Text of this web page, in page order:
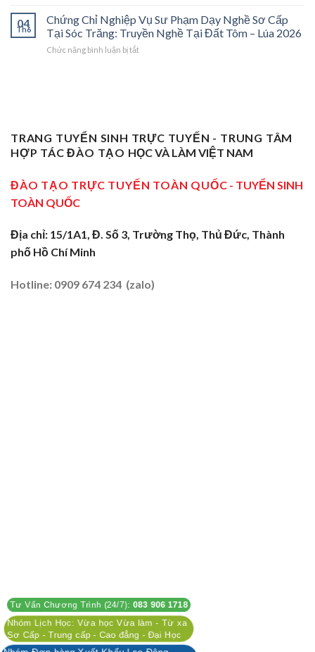
Nghề”
Ở
Trung
Tâm
Bệ
Phóng
Cho
Thợ
Nghề
Dạy
Nghề
Sơ
Cấp
Cửa
Ngõ
Miền
2026
Chỉ
Nghiệp
Vụ
Sư
Tây
Ninh:
Truyền
Tại
04
Th6
Chứng Chỉ Nghiệp Vụ Sư Phạm Dạy Nghề Sơ Cấp
Tại Sóc Trăng: Truyền Nghề Tại Đất Tôm – Lúa 2026
Chức năng bình luận bị tắtở
Dạy
Nghề
Sơ
Tại
Sóc
Nghề
Tại
Lúa
TRANG TUYỂN SINH TRỰC TUYẾN - TRUNG TÂM
HỢP TÁC ĐÀO TẠO HỌC VÀ LÀM VIỆT NAM
ĐÀO TẠO TRỰC TUYẾN TOÀN QUỐC - TUYỂN SINH
TOÀN QUỐC
Địa chỉ: 15/1A1, Đ. Số 3, Trường Thọ, Thủ Đức, Thành
phố Hồ Chí Minh
Hotline: 0909 674 234 (zalo)
Tư Vấn Chương Trình (24/7): 083 906 1718
Nhóm Lịch Học: Vừa học Vừa làm - Từ xa
Sơ Cấp - Trung cấp - Cao đẳng - Đại Học